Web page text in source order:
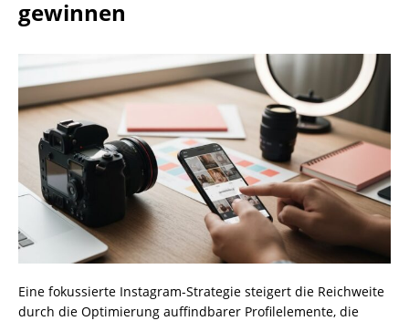
gewinnen
Eine fokussierte Instagram-Strategie steigert die Reichweite
durch die Optimierung auffindbarer Profilelemente, die